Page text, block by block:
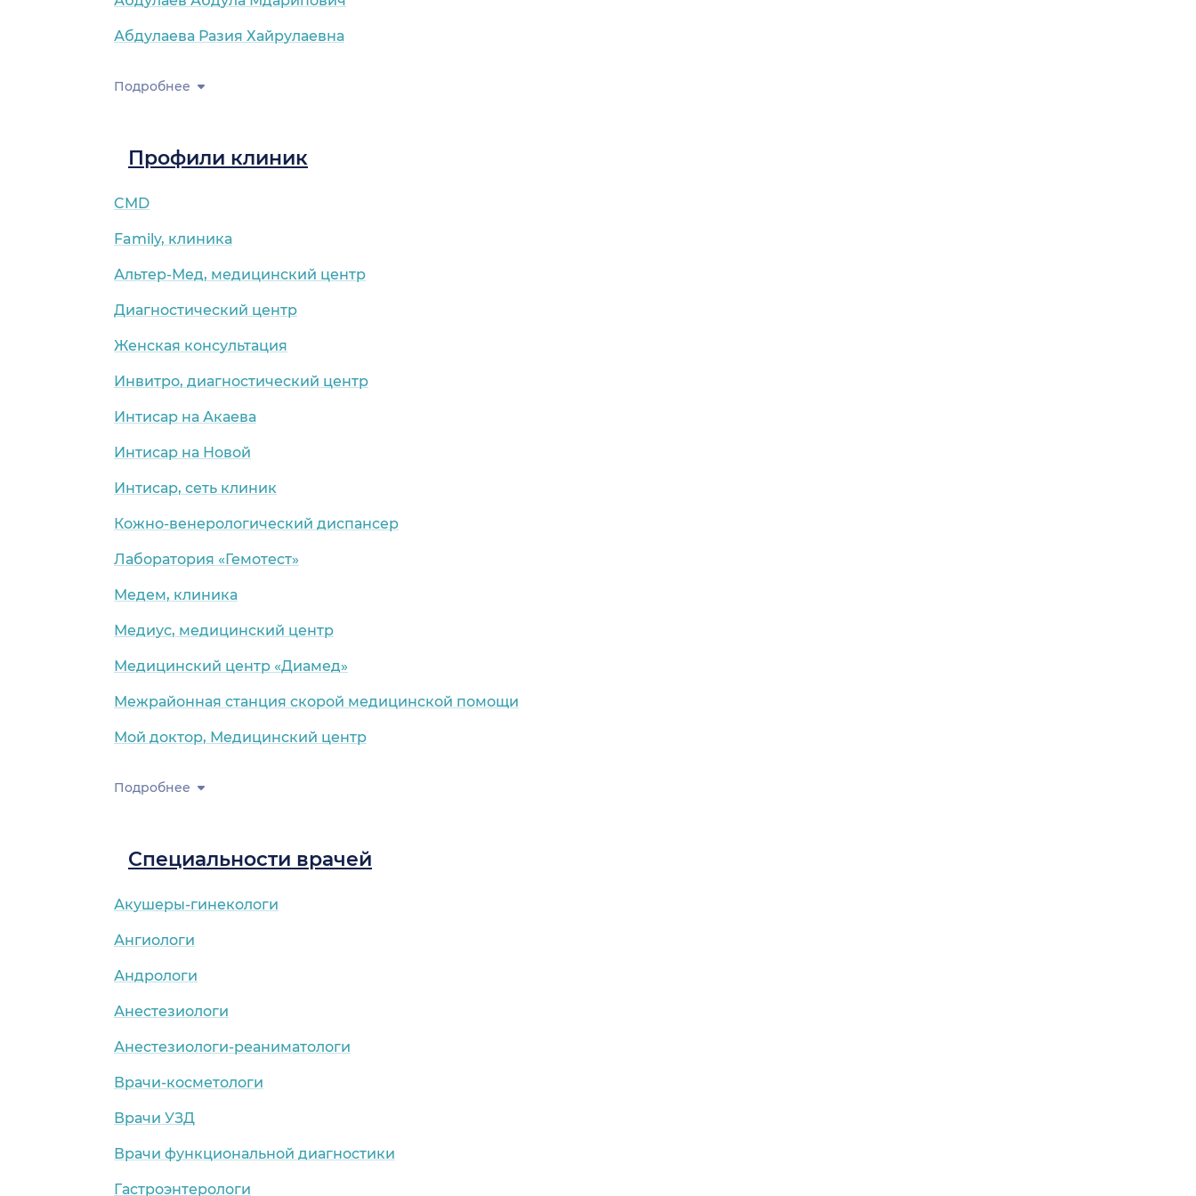
Абдулаева Разия Хайрулаевна
Подробнее
Профили клиник
CMD
Family, клиника
Альтер-Мед, медицинский центр
Диагностический центр
Женская консультация
Инвитро, диагностический центр
Интисар на Акаева
Интисар на Новой
Интисар, сеть клиник
Кожно-венерологический диспансер
Лаборатория «Гемотест»
Медем, клиника
Медиус, медицинский центр
Медицинский центр «Диамед»
Межрайонная станция скорой медицинской помощи
Мой доктор, Медицинский центр
Подробнее
Специальности врачей
Акушеры-гинекологи
Ангиологи
Андрологи
Анестезиологи
Анестезиологи-реаниматологи
Врачи-косметологи
Врачи УЗД
Врачи функциональной диагностики
Гастроэнтерологи